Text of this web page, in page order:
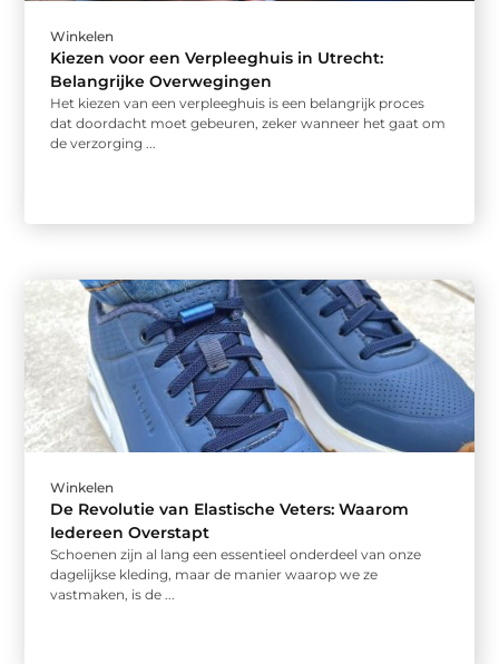
Winkelen
Kiezen voor een Verpleeghuis in Utrecht:
Belangrijke Overwegingen
Het kiezen van een verpleeghuis is een belangrijk proces
dat doordacht moet gebeuren, zeker wanneer het gaat om
de verzorging ...
Winkelen
De Revolutie van Elastische Veters: Waarom
Iedereen Overstapt
Schoenen zijn al lang een essentieel onderdeel van onze
dagelijkse kleding, maar de manier waarop we ze
vastmaken, is de ...